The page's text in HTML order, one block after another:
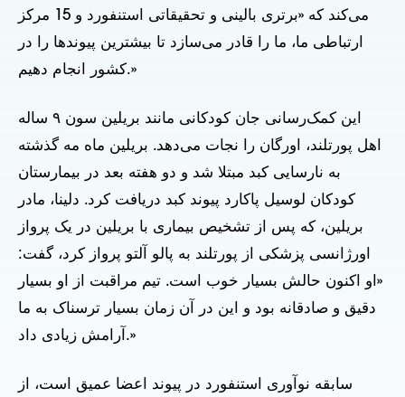
می‌کند که «برتری بالینی و تحقیقاتی استنفورد و 15 مرکز
ارتباطی ما، ما را قادر می‌سازد تا بیشترین پیوندها را در
کشور انجام دهیم.»
این کمک‌رسانی جان کودکانی مانند بریلین سون ۹ ساله
اهل پورتلند، اورگان را نجات می‌دهد. بریلین ماه مه گذشته
به نارسایی کبد مبتلا شد و دو هفته بعد در بیمارستان
کودکان لوسیل پاکارد پیوند کبد دریافت کرد. دلینا، مادر
بریلین، که پس از تشخیص بیماری با بریلین در یک پرواز
اورژانسی پزشکی از پورتلند به پالو آلتو پرواز کرد، گفت:
«او اکنون حالش بسیار خوب است. تیم مراقبت از او بسیار
دقیق و صادقانه بود و این در آن زمان بسیار ترسناک به ما
آرامش زیادی داد.»
سابقه نوآوری استنفورد در پیوند اعضا عمیق است، از